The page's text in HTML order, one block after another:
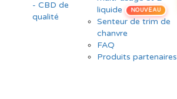
liquide
NOUVEAU
Senteur de trim de
chanvre
FAQ
Produits partenaires